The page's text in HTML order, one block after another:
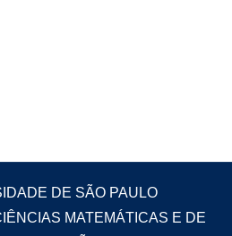
DE SÃO PAULO
MATEMÁTICAS E DE